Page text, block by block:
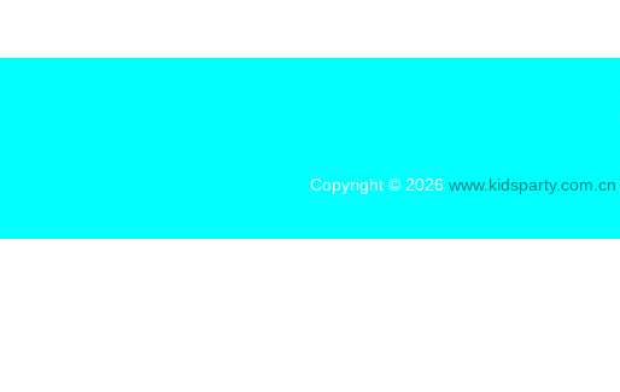
Copyright © 2026 www.kidsparty.com.cn